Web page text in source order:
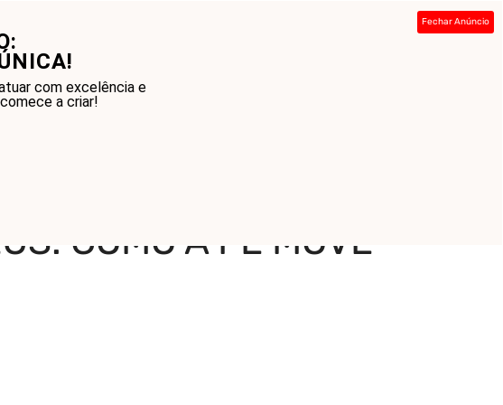
com excelência e
a criar!
Fechar Anúncio
Na Jornada
COMO A FÉ MOVE